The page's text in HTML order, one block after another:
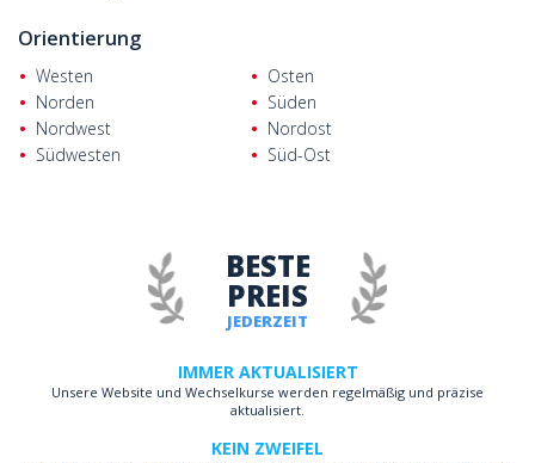
Orientierung
Westen
Osten
Norden
Süden
Nordwest
Nordost
Südwesten
Süd-Ost
JEDERZEIT
BESTE
PREIS
IMMER AKTUALISIERT
Unsere Website und Wechselkurse werden regelmäßig und präzise
aktualisiert.
KEIN ZWEIFEL